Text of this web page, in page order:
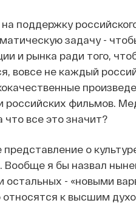
поддержку
задачу -
и рынка ради того,
вовсе не каждый
фильмов.
что все это значит?
о
Вообще я бы назвал
остальных - «новыми
к высшим